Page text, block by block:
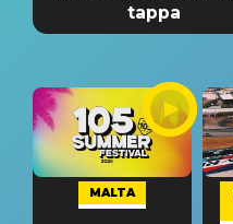
tappa
MALTA